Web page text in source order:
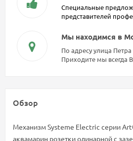
Специальные
представителей
Мы находимся в
По адресу улица
Приходите мы всегда
Обзор
Механизм Systeme Electric серии
аквамарин розетки одинарной с